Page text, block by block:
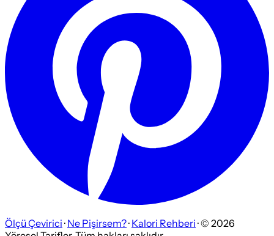
Ölçü Çevirici · Ne Pişirsem?· Kalori Rehberi · © 2026